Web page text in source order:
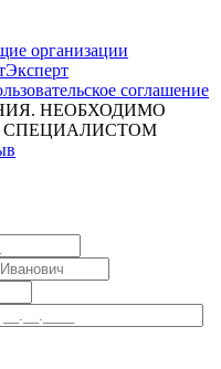
организации
соглашение
НЕОБХОДИМО
СПЕЦИАЛИСТОМ